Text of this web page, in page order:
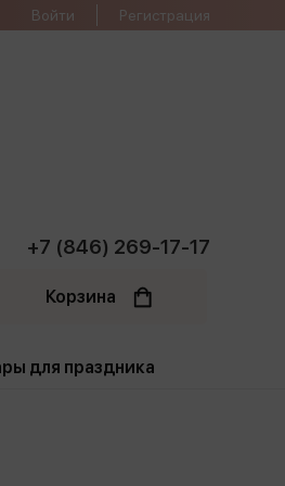
Войти Регистрация
+7 (846) 269-17-17
Корзина
для праздника